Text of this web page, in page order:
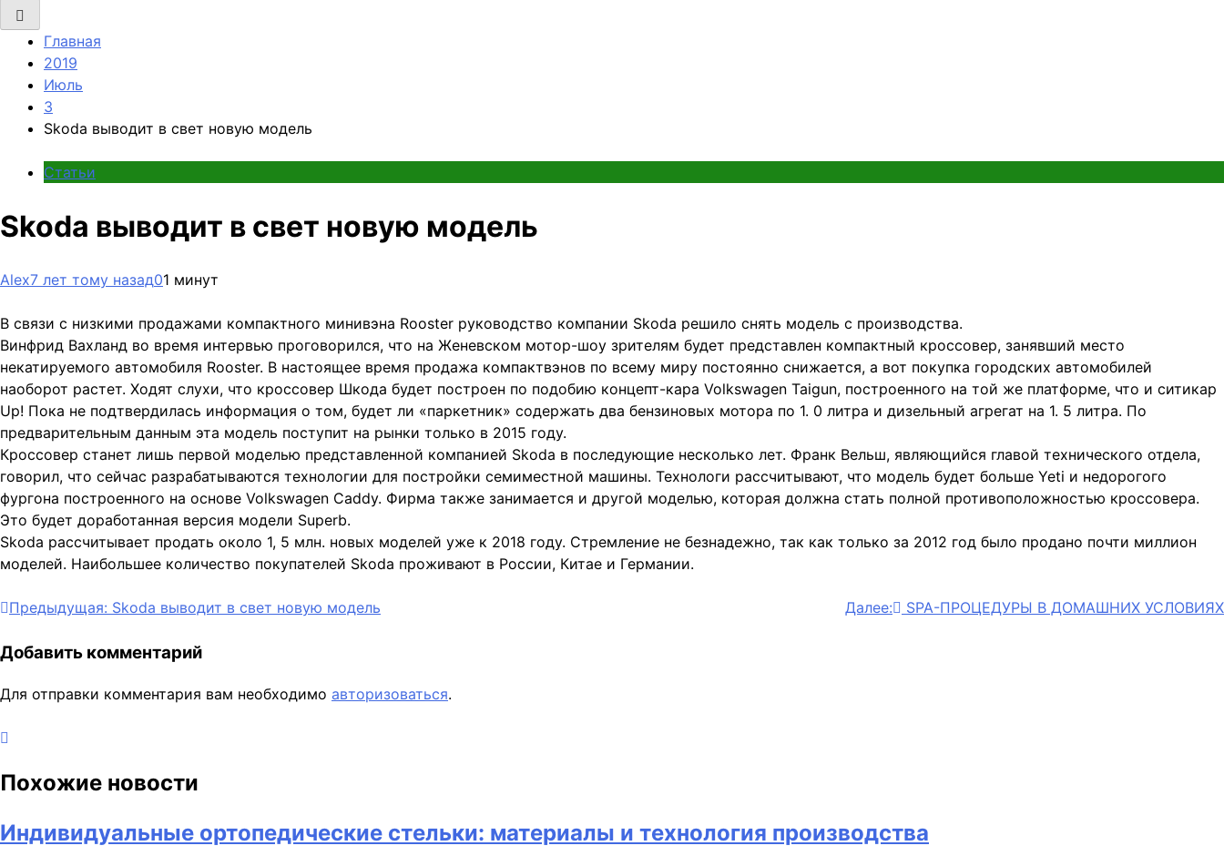
Главная
2019
Июль
3
Skoda выводит в свет новую модель
Статьи
Skoda выводит в свет новую модель
Alex7 лет тому назад01 минут
В связи с низкими продажами компактного минивэна Rooster руководство компании Skoda решило снять модель с производства.
Винфрид Вахланд во время интервью проговорился, что на Женевском мотор-шоу зрителям будет представлен компактный кроссовер, занявший место
некатируемого автомобиля Rooster. В настоящее время продажа компактвэнов по всему миру постоянно снижается, а вот покупка городских автомобилей
наоборот растет. Ходят слухи, что кроссовер Шкода будет построен по подобию концепт-кара Volkswagen Taigun, построенного на той же платформе, что и ситикар
Up! Пока не подтвердилась информация о том, будет ли «паркетник» содержать два бензиновых мотора по 1. 0 литра и дизельный агрегат на 1. 5 литра. По
предварительным данным эта модель поступит на рынки только в 2015 году.
Кроссовер станет лишь первой моделью представленной компанией Skoda в последующие несколько лет. Франк Вельш, являющийся главой технического отдела,
говорил, что сейчас разрабатываются технологии для постройки семиместной машины. Технологи рассчитывают, что модель будет больше Yeti и недорогого
фургона построенного на основе Volkswagen Caddy. Фирма также занимается и другой моделью, которая должна стать полной противоположностью кроссовера.
Это будет доработанная версия модели Superb.
Skoda рассчитывает продать около 1, 5 млн. новых моделей уже к 2018 году. Стремление не безнадежно, так как только за 2012 год было продано почти миллион
моделей. Наибольшее количество покупателей Skoda проживают в России, Китае и Германии.
Навигация
по
Предыдущая: Skoda выводит в свет новую модель Далее: SPA-ПРОЦЕДУРЫ В ДОМАШНИХ УСЛОВИЯХ
Добавить комментарий
Для отправки комментария вам необходимо авторизоваться.
Похожие новости
Индивидуальные ортопедические стельки: материалы и технология производства